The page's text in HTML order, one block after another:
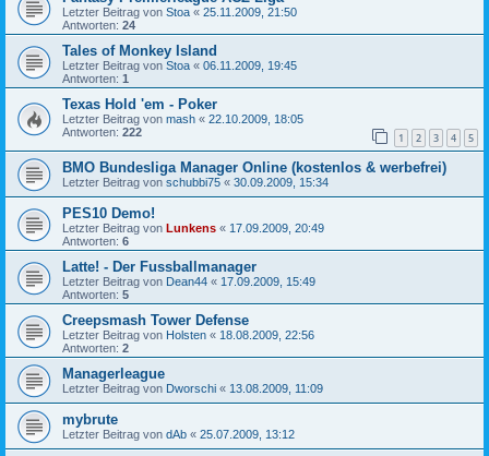
Letzter Beitrag von Stoa « 25.11.2009, 21:50
Antworten: 24
Tales of Monkey Island
Letzter Beitrag von Stoa « 06.11.2009, 19:45
Antworten: 1
Texas Hold 'em - Poker
Letzter Beitrag von mash « 22.10.2009, 18:05
Antworten: 222 1 2 3 4 5
BMO Bundesliga Manager Online (kostenlos & werbefrei)
Letzter Beitrag von schubbi75 « 30.09.2009, 15:34
PES10 Demo!
Letzter Beitrag von Lunkens « 17.09.2009, 20:49
Antworten: 6
Latte! - Der Fussballmanager
Letzter Beitrag von Dean44 « 17.09.2009, 15:49
Antworten: 5
Creepsmash Tower Defense
Letzter Beitrag von Holsten « 18.08.2009, 22:56
Antworten: 2
Managerleague
Letzter Beitrag von Dworschi « 13.08.2009, 11:09
mybrute
Letzter Beitrag von dAb « 25.07.2009, 13:12